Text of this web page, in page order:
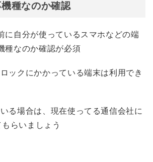
種なのか確認
に自分が使っているスマホなどの端
種なのか確認が必須
ックにかかっている端末は利用でき
る場合は、現在使ってる通信会社に
らいましょう